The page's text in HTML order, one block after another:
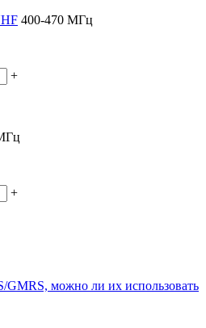
400-470 МГц
+
+
GMRS, можно ли их использовать